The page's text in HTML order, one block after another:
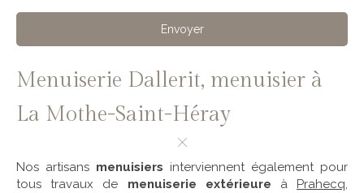
Envoyer
Menuiserie Dallerit, menuisier à
La Mothe-Saint-Héray
Nos artisans menuisiers interviennent également pour
tous travaux de menuiserie extérieure à Prahecq,